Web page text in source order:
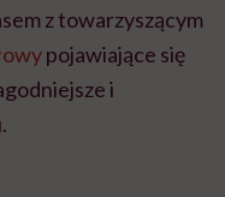
z towarzyszącym
pojawiające się
i